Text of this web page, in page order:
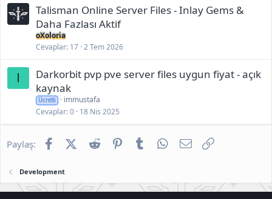
Talisman Online Server Files - Inlay Gems &
Daha Fazlası Aktif
oXoloria
Cevaplar 17 2 Tem 2026
I
Darkorbit pvp pve server files uygun fiyat - açık
kaynak
Ücretli
immustafa
Cevaplar 0 18 Nis 2025
Paylaş: FacebookX (Twitter)
Reddit PinterestTumblr WhatsApp
E-posta
Development